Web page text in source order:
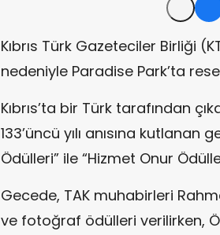
Kıbrıs Türk Gazeteciler Birliği
nedeniyle Paradise Park’ta
Kıbrıs’ta bir Türk tarafından
133’üncü yılı anısına kutlanan
Ödülleri” ile “Hizmet Onur
Gecede, TAK muhabirleri
ve fotoğraf ödülleri verilirken,